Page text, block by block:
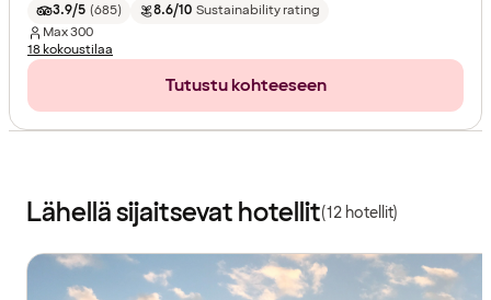
3.9/5 (685) 8.6/10 Sustainability rating
Max300
18 kokoustilaa
Tutustu kohteeseen
Lähellä sijaitsevat hotellit(12 hotellit)